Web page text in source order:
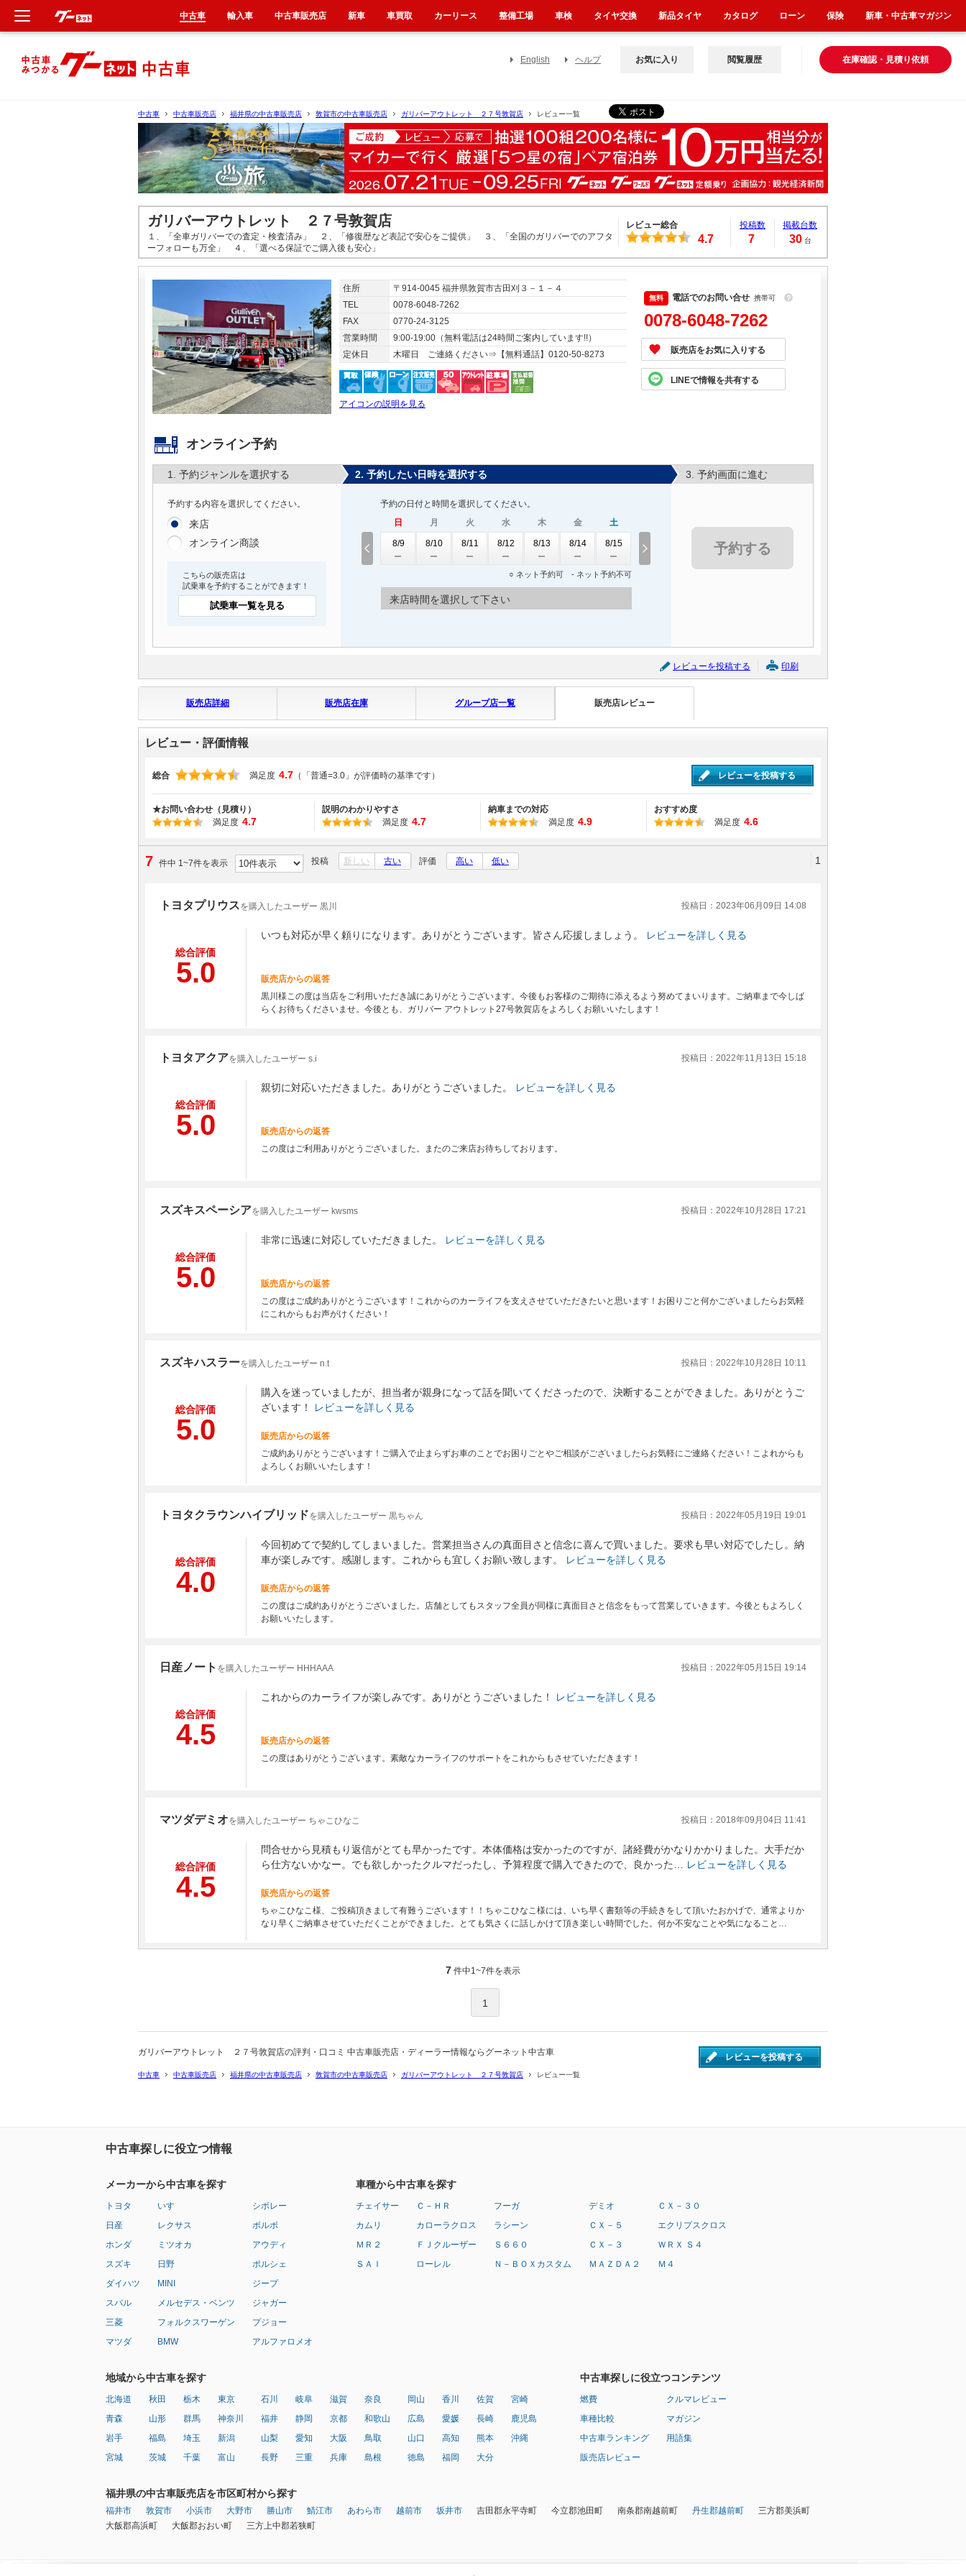
English ヘルプ 在庫確認・見積り依頼
お気に入り 閲覧履歴
中古車 中古車販売店 福井県の中古車販売店 敦賀市の中古車販売店 ガリバーアウトレット ２７号敦賀店 レビュー一覧
ガリバーアウトレット ２７号敦賀店
１、「全車ガリバーでの査定・検査済み」 ２、「修復歴など表記で安心をご提供」 ３、「全国のガリバーでのアフタ
ーフォローも万全」 ４、「選べる保証でご購入後も安心」
レビュー総合
4.7
投稿数
7
掲載台数
30 台
住所
〒914-0045 福井県敦賀市古田刈３－１－４
TEL
0078-6048-7262
FAX
0770-24-3125
営業時間
9:00-19:00（無料電話は24時間ご案内しています!!）
定休日
木曜日 ご連絡ください⇒【無料通話】0120-50-8273
アイコンの説明を見る
電話でのお問い合せ 携帯可 ？
0078-6048-7262
販売店をお気に入りする
LINEで情報を共有する
オンライン予約
1. 予約ジャンルを選択する
予約する内容を選択してください。
来店
オンライン商談
こちらの販売店は
試乗車を予約することができます！
試乗車一覧を見る
2. 予約したい日時を選択する
予約の日付と時間を選択してください。
日
8/9
月
8/10
火
8/11
水
8/12
木
8/13
金
8/14
土
8/15
○ ネット予約可 - ネット予約不可
来店時間を選択して下さい
3. 予約画面に進む
予約する
レビューを投稿する 印刷
販売店詳細 販売店在庫 グループ店一覧 販売店レビュー
レビュー・評価情報
総合 満足度 4.7 （「普通=3.0」が評価時の基準です） レビューを投稿する
★お問い合わせ（見積り）
満足度 4.7
説明のわかりやすさ
満足度 4.7
納車までの対応
満足度 4.9
おすすめ度
満足度 4.6
7 件中 1~7件を表示 投稿 新しい 古い 評価 高い 低い 1
トヨタプリウスを購入したユーザー 黒川 投稿日：2023年06月09日 14:08
総合評価
5.0
いつも対応が早く頼りになります。ありがとうございます。皆さん応援しましょう。 レビューを詳しく見る
販売店からの返答
黒川様この度は当店をご利用いただき誠にありがとうございます。今後もお客様のご期待に添えるよう努めてまいります。ご納車まで今しば
らくお待ちくださいませ。今後とも、ガリバー アウトレット27号敦賀店をよろしくお願いいたします！
トヨタアクアを購入したユーザー s.i 投稿日：2022年11月13日 15:18
総合評価
5.0
親切に対応いただきました。ありがとうございました。 レビューを詳しく見る
販売店からの返答
この度はご利用ありがとうございました。またのご来店お待ちしております。
スズキスペーシアを購入したユーザー kwsms 投稿日：2022年10月28日 17:21
総合評価
5.0
非常に迅速に対応していただきました。 レビューを詳しく見る
販売店からの返答
この度はご成約ありがとうございます！これからのカーライフを支えさせていただきたいと思います！お困りごと何かございましたらお気軽
にこれからもお声がけください！
スズキハスラーを購入したユーザー n.t 投稿日：2022年10月28日 10:11
総合評価
5.0
購入を迷っていましたが、担当者が親身になって話を聞いてくださったので、決断することができました。ありがとうご
ざいます！
レビューを詳しく見る
販売店からの返答
ご成約ありがとうございます！ご購入で止まらずお車のことでお困りごとやご相談がございましたらお気軽にご連絡ください！こよれからも
よろしくお願いいたします！
トヨタクラウンハイブリッドを購入したユーザー 黒ちゃん 投稿日：2022年05月19日 19:01
総合評価
4.0
今回初めてで契約してしまいました。営業担当さんの真面目さと信念に喜んで買いました。要求も早い対応でしたし。納
車が楽しみです。感謝します。これからも宜しくお願い致します。
レビューを詳しく見る
販売店からの返答
この度はご成約ありがとうございました。店舗としてもスタッフ全員が同様に真面目さと信念をもって営業していきます。今後ともよろしく
お願いいたします。
日産ノート を購入したユーザー HHHAAA 投稿日：2022年05月15日 19:14
総合評価
4.5
これからのカーライフが楽しみです。ありがとうございました！ レビューを詳しく見る
販売店からの返答
この度はありがとうございます。素敵なカーライフのサポートをこれからもさせていただきます！
マツダデミオを購入したユーザー ちゃこひなこ 投稿日：2018年09月04日 11:41
総合評価
4.5
問合せから見積もり返信がとても早かったです。本体価格は安かったのですが、諸経費がかなりかかりました。大手だか
ら仕方ないかなー。でも欲しかったクルマだったし、予算程度で購入できたので、良かった…
レビューを詳しく見る
販売店からの返答
ちゃこひなこ様、ご投稿頂きまして有難うございます！！ちゃこひなこ様には、いち早く書類等の手続きをして頂いたおかげで、通常よりか
なり早くご納車させていただくことができました。とても気さくに話しかけて頂き楽しい時間でした。何か不安なことや気になること…
7 件中1~7件を表示
1
ガリバーアウトレット ２７号敦賀店の評判・口コミ 中古車販売店・ディーラー情報ならグーネット中古車 レビューを投稿する
中古車 中古車販売店 福井県の中古車販売店 敦賀市の中古車販売店 ガリバーアウトレット ２７号敦賀店 レビュー一覧
中古車探しに役立つ情報
メーカーから中古車を探す
トヨタ
日産
ホンダ
スズキ
ダイハツ
スバル
三菱
マツダ
いすゞ
レクサス
ミツオカ
日野
MINI
メルセデス・ベンツ
フォルクスワーゲン
BMW
シボレー
ボルボ
アウディ
ポルシェ
ジープ
ジャガー
プジョー
アルファロメオ
車種から中古車を探す
チェイサー
カムリ
ＭＲ２
ＳＡＩ
Ｃ－ＨＲ
カローラクロス
ＦＪクルーザー
ローレル
フーガ
ラシーン
Ｓ６６０
Ｎ－ＢＯＸカスタム
デミオ
ＣＸ－５
ＣＸ－３
ＭＡＺＤＡ２
ＣＸ－３０
エクリプスクロス
ＷＲＸ Ｓ４
Ｍ４
地域から中古車を探す
北海道
青森
岩手
宮城
秋田
山形
福島
茨城
栃木
群馬
埼玉
千葉
東京
神奈川
新潟
富山
石川
福井
山梨
長野
岐阜
静岡
愛知
三重
滋賀
京都
大阪
兵庫
奈良
和歌山
鳥取
島根
岡山
広島
山口
徳島
香川
愛媛
高知
福岡
佐賀
長崎
熊本
大分
宮崎
鹿児島
沖縄
中古車探しに役立つコンテンツ
燃費
車種比較
中古車ランキング
販売店レビュー
クルマレビュー
マガジン
用語集
福井県の中古車販売店を市区町村から探す
福井市 敦賀市 小浜市 大野市 勝山市 鯖江市 あわら市 越前市 坂井市 吉田郡永平寺町 今立郡池田町 南条郡南越前町 丹生郡越前町
三方郡美浜町
大飯郡高浜町
大飯郡おおい町 三方上中郡若狭町
中古車 輸入車 中古車販売店 新車 車買取 カーリース 整備工場 車検 タイヤ交換 新品タイヤ カタログ ローン 保険 新車・中古車マガジン
新車